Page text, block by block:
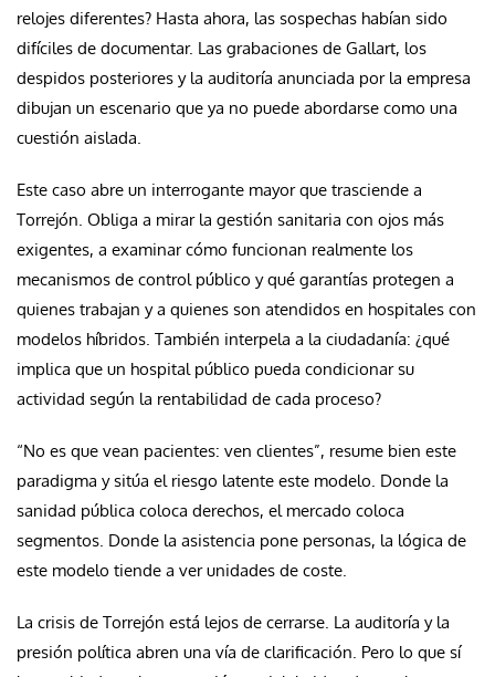
relojes diferentes? Hasta ahora, las sospechas habían sido
difíciles de documentar. Las grabaciones de Gallart, los
despidos posteriores y la auditoría anunciada por la empresa
dibujan un escenario que ya no puede abordarse como una
cuestión aislada.
Este caso abre un interrogante mayor que trasciende a
Torrejón. Obliga a mirar la gestión sanitaria con ojos más
exigentes, a examinar cómo funcionan realmente los
mecanismos de control público y qué garantías protegen a
quienes trabajan y a quienes son atendidos en hospitales con
modelos híbridos. También interpela a la ciudadanía: ¿qué
implica que un hospital público pueda condicionar su
actividad según la rentabilidad de cada proceso?
“No es que vean pacientes: ven clientes”, resume bien este
paradigma y sitúa el riesgo latente este modelo. Donde la
sanidad pública coloca derechos, el mercado coloca
segmentos. Donde la asistencia pone personas, la lógica de
este modelo tiende a ver unidades de coste.
La crisis de Torrejón está lejos de cerrarse. La auditoría y la
presión política abren una vía de clarificación. Pero lo que sí